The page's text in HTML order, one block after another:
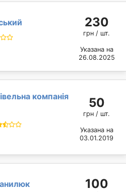
230
грн / шт.
Указана на
26.08.2025
компанія 50
грн / шт.
Указана на
03.01.2019
100